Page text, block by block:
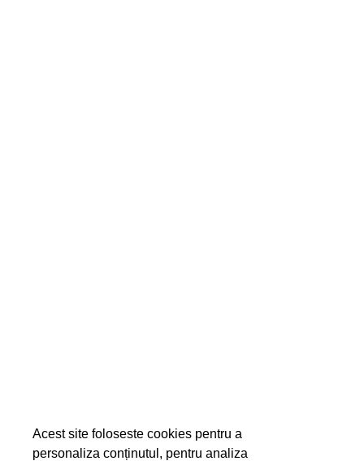
Acest site foloseste cookies pentru a
personaliza conținutul, pentru analiza